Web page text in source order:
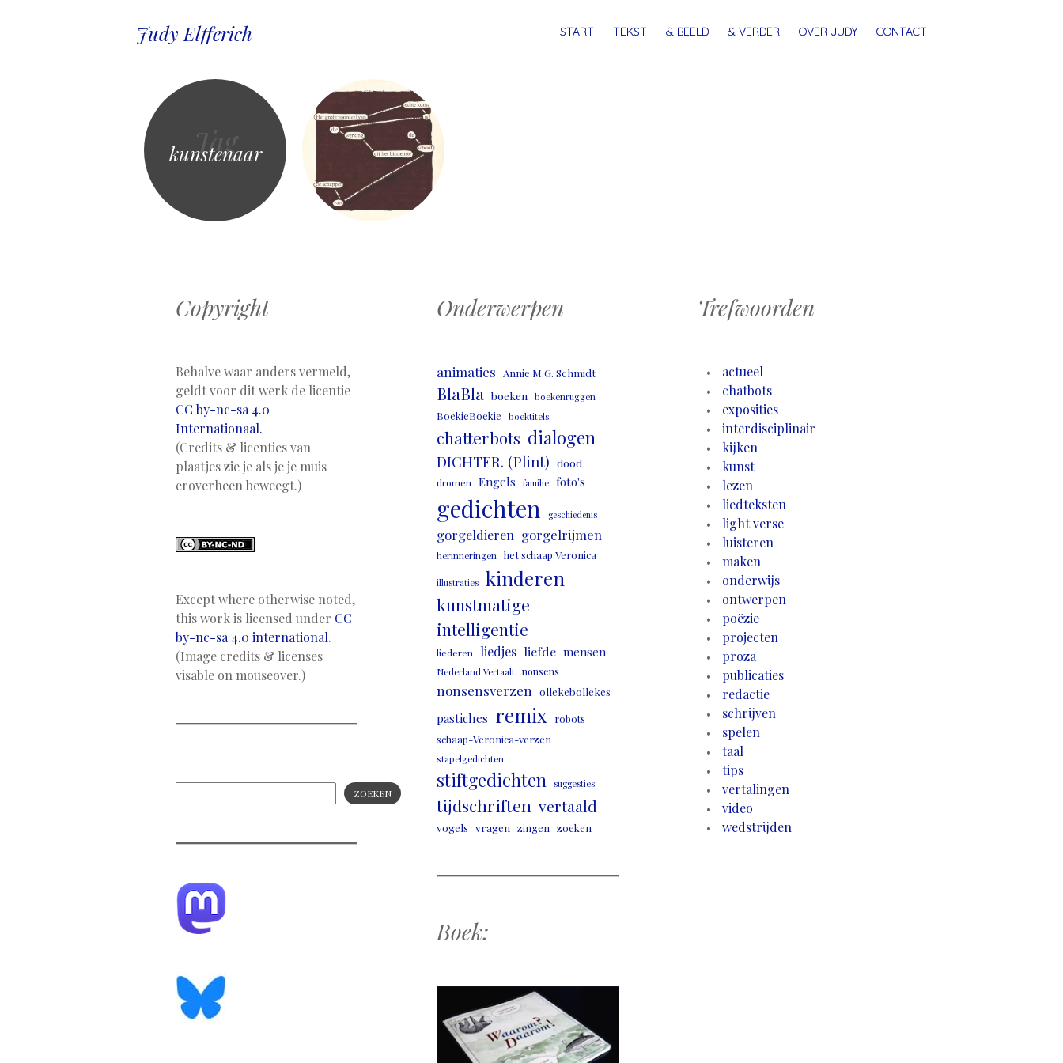
Judy Elfferich MENU
SPRINGSTART TEKST & BEELD & VERDER OVER JUDY CONTACT
Tag
kunstenaar
Copyright
Behalve waar anders vermeld,
geldt voor dit werk de licentie
CC by-nc-sa 4.0
Internationaal.
(Credits & licenties van
plaatjes zie je als je je muis
eroverheen beweegt.)
Except where otherwise noted,
this work is licensed under CC
by-nc-sa 4.0 international.
(Image credits & licenses
visable on mouseover.)
ZOEKEN
Onderwerpen
animaties Annie M.G. Schmidt
BlaBla boeken boekenruggen
BoekieBoekie boektitels
chatterbots dialogen
DICHTER. (Plint) dood
dromen Engels familie foto's
gedichten geschiedenis
gorgeldieren gorgelrijmen
herinneringen het schaap Veronica
illustraties kinderen
kunstmatige
intelligentie
liederen liedjes liefde mensen
Nederland Vertaalt nonsens
nonsensverzen ollekebollekes
pastiches remix
robots
schaap-Veronica-verzen
stapelgedichten
stiftgedichten suggesties
tijdschriften vertaald
vogels vragen zingen zoeken
Boek:
Trefwoorden
actueel
chatbots
exposities
interdisciplinair
kijken
kunst
lezen
liedteksten
light verse
luisteren
maken
onderwijs
ontwerpen
poëzie
projecten
proza
publicaties
redactie
schrijven
spelen
taal
tips
vertalingen
video
wedstrijden